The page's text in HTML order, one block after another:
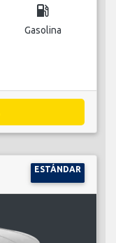
local_gas_station
Gasolina
ESTÁNDAR